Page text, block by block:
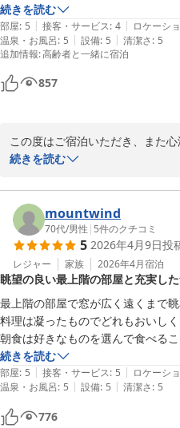
また、スタッフや女将、さらには
「泊まってよかった」と感じて
います。お客様のような温かい
どもにとって幸せなご縁でござい
「宮城旅行の素敵な一部に絶対
ぜひまた季節を変えて、ご友人
さいませ。
す。本当にありがとうございまし
奥州秋保温泉 蘭亭
2026-02-28
これからも地元の美味しさを大
けるお食事をご用意してまいりま
ぜひまた季節を変えてお越しくだ
再びお会いできます日を、スタッ
奥州秋保温泉 蘭亭
2026-02-28
もったいなかったです。外人のス
す。又是非また利用させて頂きた
た。
続きを読む
部屋: 5 | 接客・サービス: 4 | ロケーシ
温泉・お風呂: 5 | 設備: 5 | 清潔さ: 5
追加情報:高齢者と一緒に宿泊
857
この度はご宿泊いただき、また
にありがとうございます。
ウエルカムドリンクやケーキを
く存じます。また、お部屋の清
い場の暖かさにもご満足いただ
だけたご様子が伝わり安心いたし
ご夕食につきましては、量が多
が込んでいて美味しい」とのお
ッフ一同大変励みになっており
ていただけたことも光栄でござ
さらに、外国人スタッフの対応
り感謝申し上げます。お客様に
だけたことを大変嬉しく思います
続きを読む
mountwind
70代/男性 | 5件のクチコミ
5 2026年4月9日投
レジャー 家族 2026年4月宿泊
眺望の良い最上階の部屋と充実し
最上階の部屋で窓が広く遠くまで
料理は凝ったものでどれもおいし
朝食は好きなものを選んで食べる
が、メニューも豊富で好きなもの
ルコールも含むドリンク類やソフ
があったのも満足でした。ほかの
が、仙台駅からのライナーバスの
続きを読む
部屋: 5 | 接客・サービス: 5 | ロケーシ
温泉・お風呂: 5 | 設備: 5 | 清潔さ: 5
776